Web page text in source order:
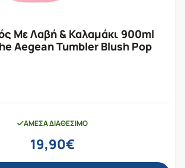
Με Λαβή & Καλαμάκι 900ml
Aegean Tumbler Blush Pop
ΆΜΕΣΑ ΔΙΑΘΈΣΙΜΟ
19,90€